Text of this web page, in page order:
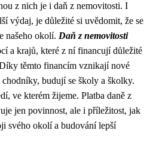
z nich je i daň z nemovitosti. I
výdaj, je důležité si uvědomit, že se
našeho okolí. Daň z nemovitosti
a krajů, které z ní financují důležité
těmto financím vznikají nové
budují se školy a školky.
ve kterém žijeme. Platba daně z
jen povinnost, ale i příležitost, jak
svého okolí a budování lepší